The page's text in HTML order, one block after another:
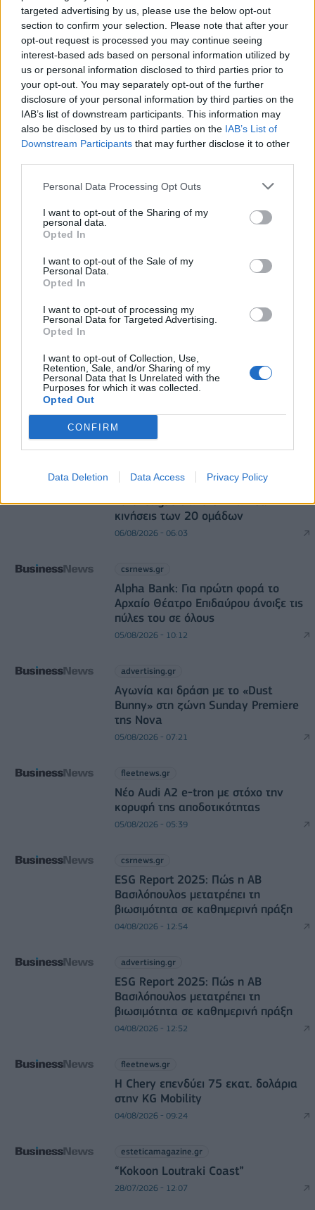
targeted advertising by us, please use the below opt-out
section to confirm your selection. Please note that after your
opt-out request is processed you may continue seeing
interest-based ads based on personal information utilized by
us or personal information disclosed to third parties prior to
your opt-out. You may separately opt-out of the further
disclosure of your personal information by third parties on the
IAB’s list of downstream participants. This information may
also be disclosed by us to third parties on the IAB’s List of
Downstream Participants that may further disclose it to other
Personal Data Processing Opt Outs
I want to opt-out of the Sharing of my
personal data.
Opted In
I want to opt-out of the Sale of my
Personal Data.
Opted In
I want to opt-out of processing my
Personal Data for Targeted Advertising.
Opted In
I want to opt-out of Collection, Use,
Retention, Sale, and/or Sharing of my
Personal Data that Is Unrelated with the
Purposes for which it was collected.
Opted Out
CONFIRM
Data Deletion Data Access Privacy Policy
Evergood: Άγγιξε τα 300 εκατ. ο τζίρος- Στα 10
εκατ. ευρώ το τίμημα για το 60% του Jackaroo
05/08/2026 - 12:50 ΕΠΙΧΕΙΡΗΣΕΙΣ
Alpha Bank: Για πρώτη φορά το Αρχαίο Θέατρο
Επιδαύρου άνοιξε τις πύλες του σε όλους
05/08/2026 - 12:41
Λειψία: Drone με εκρηκτικό μηχανισμό εντοπίστηκε
σε αεροσκάφος ουκρανικής εταιρείας
επίπεδο για τους υπαίτιους της πυρκαγιάς στη
Δυτική Αττική
DIRECTION BUSINESS NETWORK
allstarbasket.gr
Φίνιξ Σανς: «Έδεσαν» τον Ντίλον
Μπρουκς έως το 2030
allstarbasket.gr
EuroLeague transfer market: Οι
κινήσεις των 20 ομάδων
06/08/2026 - 06:03
csrnews.gr
Alpha Bank: Για πρώτη φορά το
Αρχαίο Θέατρο Επιδαύρου άνοιξε τις
πύλες του σε όλους
05/08/2026 - 10:12
advertising.gr
Αγωνία και δράση με το «Dust
Bunny» στη ζώνη Sunday Premiere
της Nova
05/08/2026 - 07:21
fleetnews.gr
Νέο Audi A2 e-tron με στόχο την
κορυφή της αποδοτικότητας
05/08/2026 - 05:39
csrnews.gr
ESG Report 2025: Πώς η ΑΒ
Βασιλόπουλος μετατρέπει τη
βιωσιμότητα σε καθημερινή πράξη
04/08/2026 - 12:54
advertising.gr
ESG Report 2025: Πώς η ΑΒ
Βασιλόπουλος μετατρέπει τη
βιωσιμότητα σε καθημερινή πράξη
04/08/2026 - 12:52
fleetnews.gr
Η Chery επενδύει 75 εκατ. δολάρια
στην KG Mobility
04/08/2026 - 09:24
esteticamagazine.gr
“Kokoon Loutraki Coast”
28/07/2026 - 12:07